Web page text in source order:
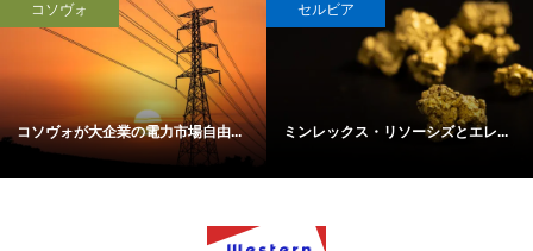
コソヴォ
コソヴォが大企業の電力市場自由...
セルビア
ミンレックス・リソーシズとエレ...